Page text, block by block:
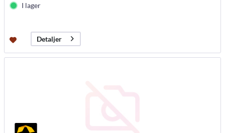
I lager
Detaljer